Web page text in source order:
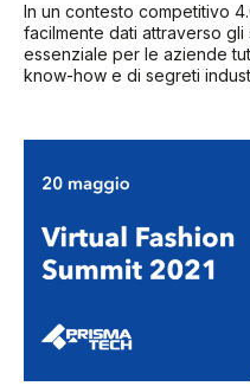
In un contesto competitivo
facilmente dati attraverso gli
essenziale per le aziende
know-how e di segreti